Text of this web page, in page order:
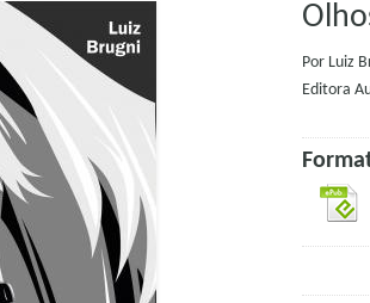
Por Luiz
Editora